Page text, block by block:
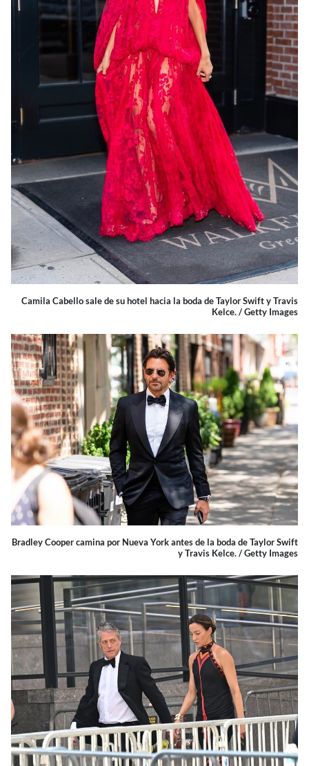
Camila Cabello sale de su hotel hacia la boda de Taylor Swift y Travis
Kelce. / Getty Images
Bradley Cooper camina por Nueva York antes de la boda de Taylor Swift
y Travis Kelce. / Getty Images